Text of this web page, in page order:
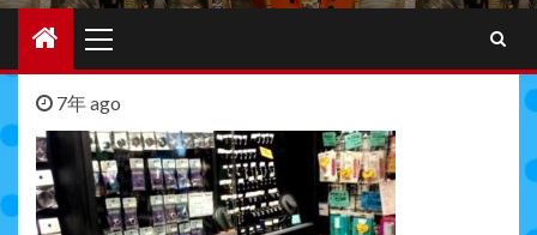
Menu
7年 ago